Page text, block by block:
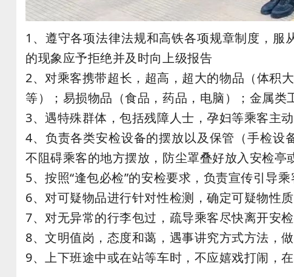
1、遵守各项法律法规和高铁各项规章制度，
的现象应予拒绝并及时向上级报告
2、对乘客携带超长，超高，超大的物品（体积
等）；易损物品（食品，药品，电脑）；金属
3、遇特殊群体，包括残障人士，孕妇等乘客主
4、负责各类安检设备的摆放以及保管（手检设
不阻碍乘客的地方摆放，防尘罩叠好放入安检亭
5、按照“逢包必检”的安检要求，负责宣传引导
6、对可疑物品进行针对性检测，确定可疑物性
7、对无异常的行李包过，疏导乘客尽快离开安
8、文明值岗，态度和蔼，遇事讲究方式方法，
9、上下班途中或在站等车时，不应嬉戏打闹，